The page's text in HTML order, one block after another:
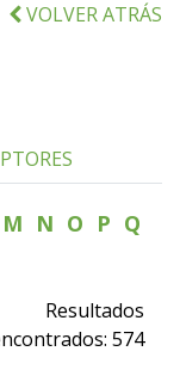
VOLVER ATRÁS
M N O P Q
Resultados
574